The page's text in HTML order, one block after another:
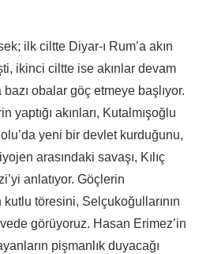
ilk ciltte Diyar-ı Rum’a akın
ikinci ciltte ise akınlar devam
obalar göç etmeye başlıyor.
yaptığı akınları, Kutalmışoğlu
yeni bir devlet kurduğunu,
arasındaki savaşı, Kılıç
anlatıyor. Göçlerin
kutlu töresini, Selçukoğullarının
görüyoruz. Hasan Erimez’in
pişmanlık duyacağı